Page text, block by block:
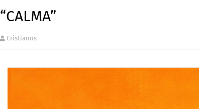
“CALMA”
Cristianos